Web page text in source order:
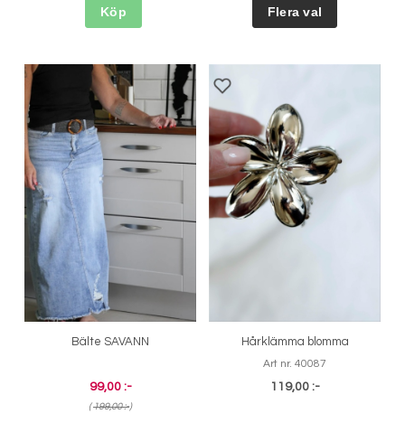
Köp
Bälte SAVANN
99,00 :-
(199,00 :-)
Hårklämma blomma
Art nr. 40087
119,00 :-